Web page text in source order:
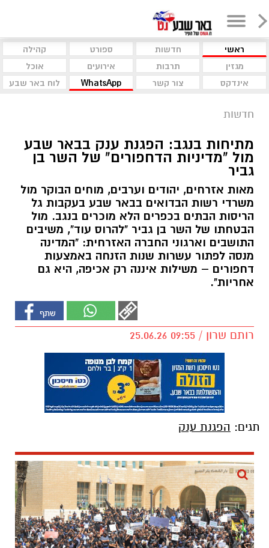
ראשי חדשות ספורט
קהילה
מגזין
תרבות אירועים
אוכל
אינדקס
צור קשר WhatsApp לוח באר שבע
חדשות
מתיחות בנגב: הפגנת ענק בבאר שבע
מול "מדיניות הדחפורים" של השר בן
גביר
מאות אזרחים, יהודים וערבים, מוחים הבוקר מול
משרדי רשות הבדואים בבאר שבע בעקבות גל
הריסות הבתים בכפרים הלא מוכרים בנגב. מול
הבטחתו של השר בן גביר "להרוס עוד", משיבים
התושבים וארגוני החברה האזרחית: "המדינה
מנסה לפתור עשרות שנות הזנחה באמצעות
דחפורים – משילות איננה רק אכיפה, היא גם
אחריות".
רותם שרון / 09:55 25.06.26
תגים: הפגנת ענק